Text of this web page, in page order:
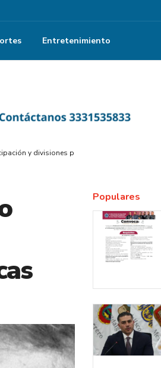
Entretenimiento
y divisiones políticas
Populares